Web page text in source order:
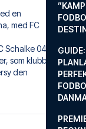
en
med FC
Schalke 04s
som klubben
den